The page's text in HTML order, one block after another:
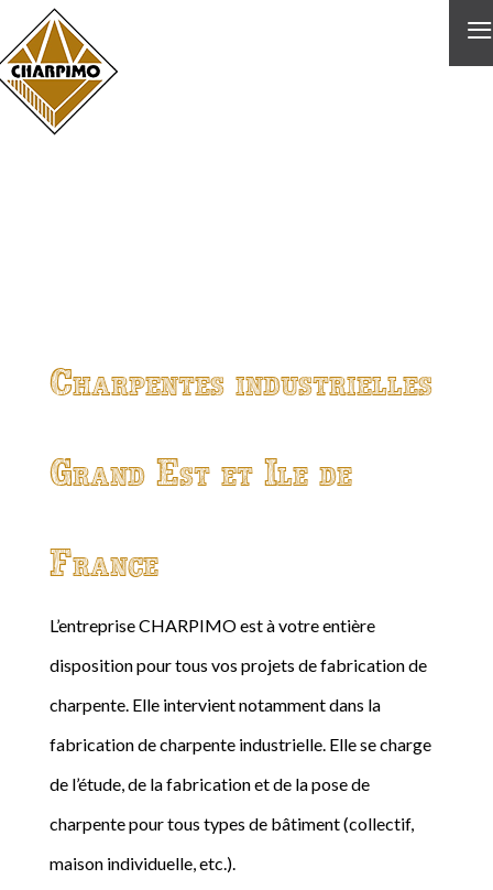
≡
Charpentes industrielles
Grand Est et Ile de
France
L’entreprise CHARPIMO est à votre entière
disposition pour tous vos projets de fabrication de
charpente. Elle intervient notamment dans la
fabrication de charpente industrielle. Elle se charge
de l’étude, de la fabrication et de la pose de
charpente pour tous types de bâtiment (collectif,
maison individuelle, etc.).